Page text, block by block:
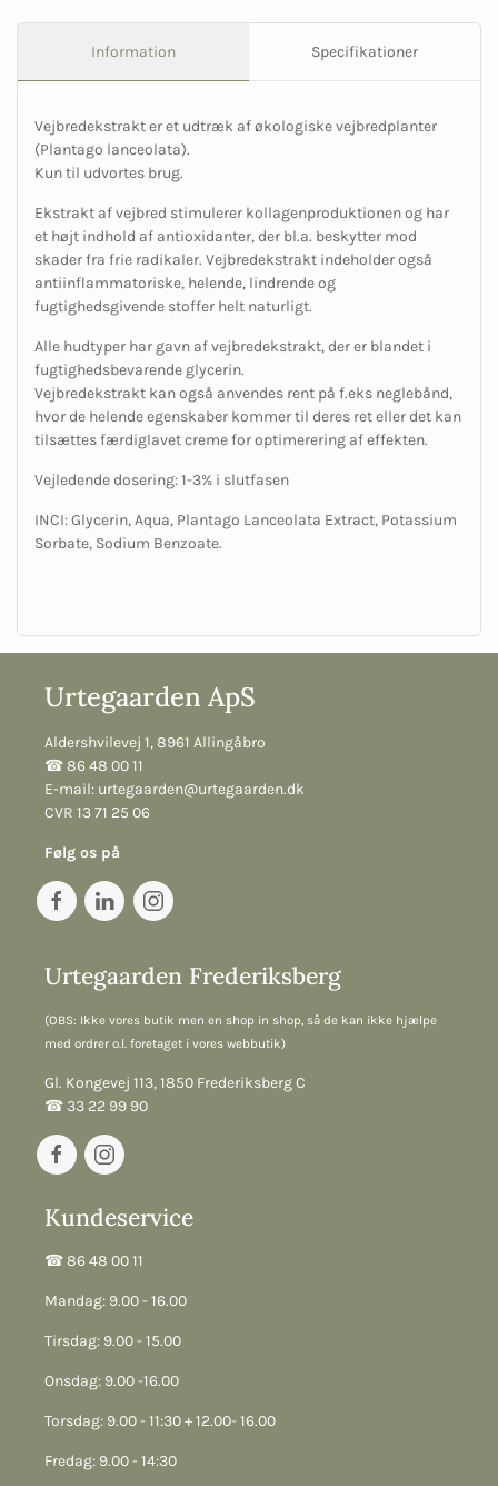
Information Specifikationer
Vejbredekstrakt er et udtræk af økologiske vejbredplanter
(Plantago lanceolata).
Kun til udvortes brug.
Ekstrakt af vejbred stimulerer kollagenproduktionen og har
et højt indhold af antioxidanter, der bl.a. beskytter mod
skader fra frie radikaler. Vejbredekstrakt indeholder også
antiinflammatoriske, helende, lindrende og
fugtighedsgivende stoffer helt naturligt.
Alle hudtyper har gavn af vejbredekstrakt, der er blandet i
fugtighedsbevarende glycerin.
Vejbredekstrakt kan også anvendes rent på f.eks neglebånd,
hvor de helende egenskaber kommer til deres ret eller det kan
tilsættes færdiglavet creme for optimerering af effekten.
Vejledende dosering: 1-3% i slutfasen
INCI: Glycerin, Aqua, Plantago Lanceolata Extract, Potassium
Sorbate, Sodium Benzoate.
Urtegaarden ApS
Aldershvilevej 1, 8961 Allingåbro
☎︎ 86 48 00 11
E-mail: urtegaarden@urtegaarden.dk
CVR 13 71 25 06
Følg os på
Urtegaarden Frederiksberg
(OBS: Ikke vores butik men en shop in shop, så de kan ikke hjælpe
med ordrer o.l. foretaget i vores webbutik)
Gl. Kongevej 113, 1850 Frederiksberg C
☎︎ 33 22 99 90
Kundeservice
☎︎ 86 48 00 11
Mandag: 9.00 - 16.00
Tirsdag: 9.00 - 15.00
Onsdag: 9.00 -16.00
Torsdag: 9.00 - 11:30 + 12.00- 16.00
Fredag: 9.00 - 14:30